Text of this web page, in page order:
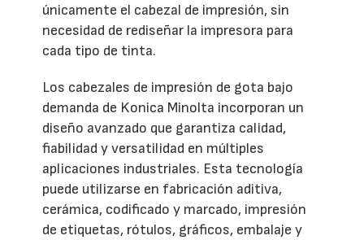
únicamente el cabezal de impresión, sin
necesidad de rediseñar la impresora para
cada tipo de tinta.
Los cabezales de impresión de gota bajo
demanda de Konica Minolta incorporan un
diseño avanzado que garantiza calidad,
fiabilidad y versatilidad en múltiples
aplicaciones industriales. Esta tecnología
puede utilizarse en fabricación aditiva,
cerámica, codificado y marcado, impresión
de etiquetas, rótulos, gráficos, embalaje y